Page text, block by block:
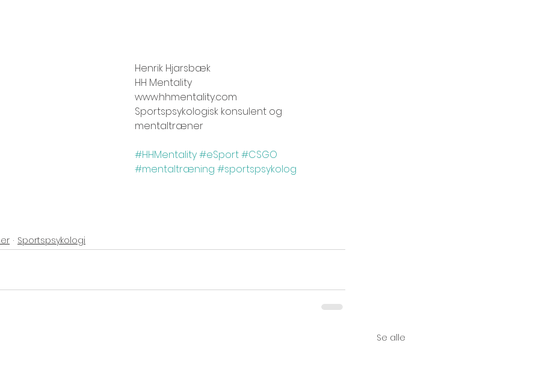
Henrik Hjarsbæk
HH Mentality
www.hhmentality.com
Sportspsykologisk konsulent og
mentaltræner
#HHMentality#eSport#CSGO
#mentaltræning #sportspsykolog
Sportspsykologi
Se alle